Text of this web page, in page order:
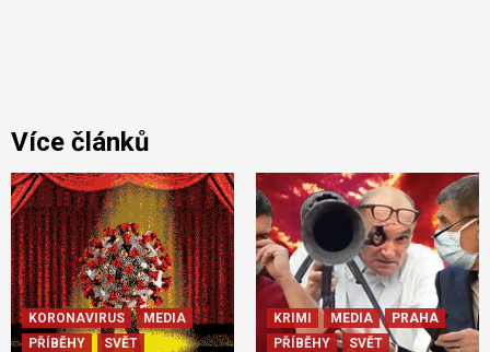
Více článků
KORONAVIRUS
MEDIA
PŘÍBĚHY
SVĚT
KRIMI MEDIA
PRAHA
PŘÍBĚHY
SVĚT